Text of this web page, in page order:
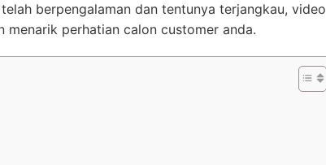
berpengalaman dan tentunya terjangkau, video
menarik perhatian calon customer anda.